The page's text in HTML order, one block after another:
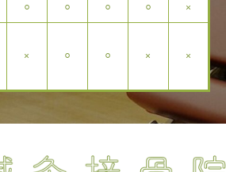
⚪︎ ⚪︎ ⚪︎ ⚪︎
×
× ⚪︎ ⚪︎ × ×